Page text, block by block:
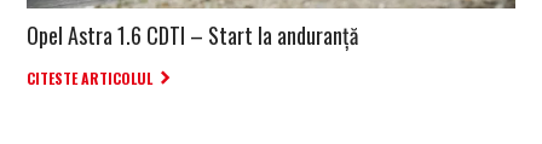
Opel Astra 1.6 CDTI – Start la anduranță
CITESTE ARTICOLUL